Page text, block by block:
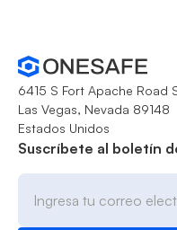
6415 S Fort Apache Road
Las Vegas, Nevada 89148
Estados Unidos
Suscríbete al boletín